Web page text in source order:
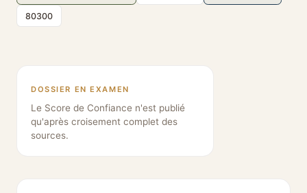
80300
DOSSIER EN EXAMEN
Le Score de Confiance n'est publié
qu'après croisement complet des
sources.